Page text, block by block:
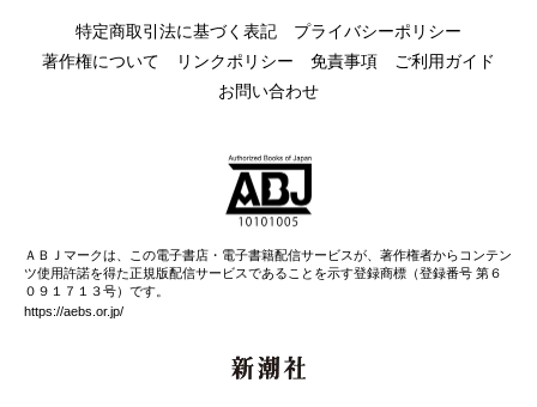
特定商取引法に基づく表記
プライバシーポリシー
著作権について
リンクポリシー 免責事項
ご利用ガイド
お問い合わせ
ＡＢＪマークは、この電子書店・電子書籍配信サービスが、著作権者からコンテン
ツ使用許諾を得た正規版配信サービスであることを示す登録商標（登録番号 第６
０９１７１３号）です。
https://aebs.or.jp/